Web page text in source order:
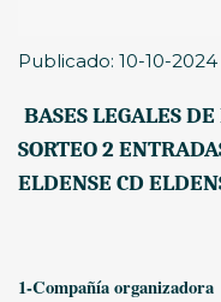
Publicado: 10-10-2024
BASES LEGALES
SORTEO 2
ELDENSECD
1-Compañía organizadora